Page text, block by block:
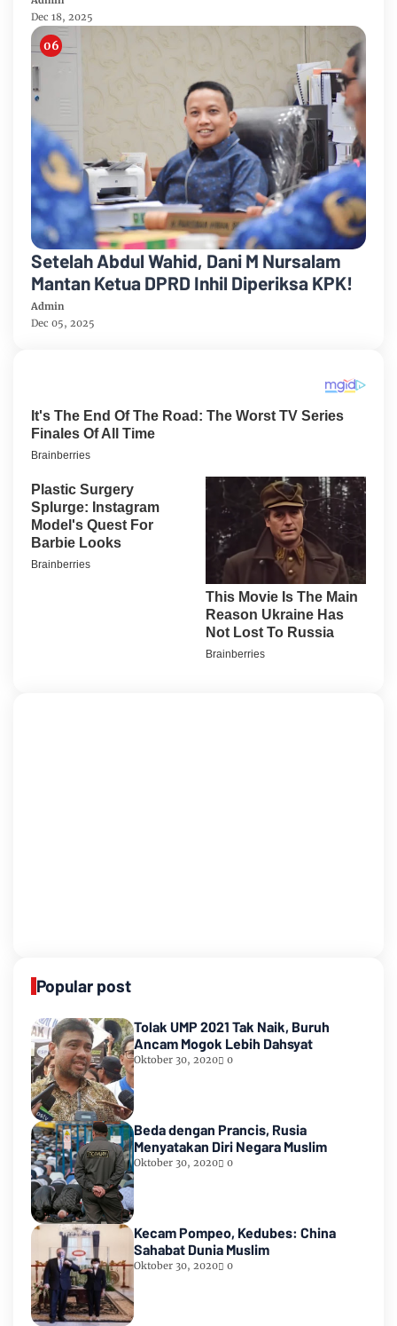
Dec 18, 2025
Setelah Abdul Wahid, Dani M Nursalam
Mantan Ketua DPRD Inhil Diperiksa KPK!
Admin
Dec 05, 2025
Popular post
Tolak UMP 2021 Tak Naik, Buruh
Ancam Mogok Lebih Dahsyat
Oktober 30, 2020 0
Beda dengan Prancis, Rusia
Menyatakan Diri Negara Muslim
Oktober 30, 2020 0
Kecam Pompeo, Kedubes: China
Sahabat Dunia Muslim
Oktober 30, 2020 0